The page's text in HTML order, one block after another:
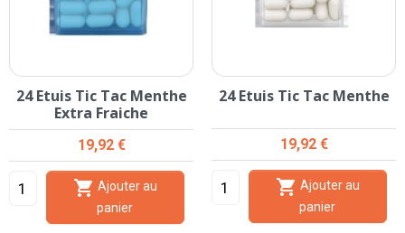
24 Etuis Tic Tac Menthe
Extra Fraiche
Prix
19,92 €

panier
24 Etuis Tic Tac Menthe
Prix
19,92 €

panier